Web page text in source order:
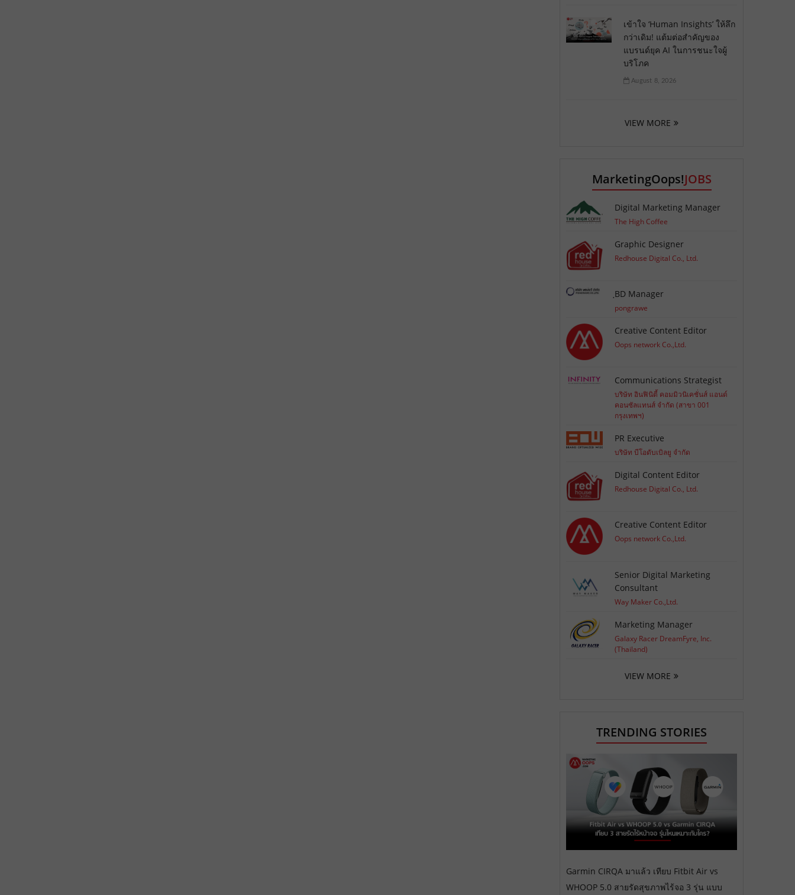
เข้าใจ ‘Human Insights’ ให้ลึก
กว่าเดิม! แต้มต่อสำคัญของ
แบรนด์ยุค AI ในการชนะใจผู้
บริโภค
August 8, 2026
VIEW MORE
MarketingOops!JOBS
Digital Marketing Manager
The High Coffee
Graphic Designer
Redhouse Digital Co., Ltd.
ฺBD Manager
pongrawe
Creative Content Editor
Oops network Co.,Ltd.
Communications Strategist
บริษัท อินฟินิตี้ คอมมิวนิเคชั่นส์ แอนด์
คอนซัลแทนส์ จำกัด (สาขา 001
กรุงเทพฯ)
PR Executive
บริษัท บีโอดับเบิลยู จำกัด
Digital Content Editor
Redhouse Digital Co., Ltd.
Creative Content Editor
Oops network Co.,Ltd.
Senior Digital Marketing
Consultant
Way Maker Co.,Ltd.
Marketing Manager
Galaxy Racer DreamFyre, Inc.
(Thailand)
VIEW MORE
TRENDING STORIES
Garmin CIRQA มาแล้ว เทียบ Fitbit Air vs
WHOOP 5.0 สายรัดสุขภาพไร้จอ 3 รุ่น แบบ